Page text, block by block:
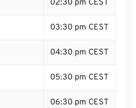
02:30 pm CEST
03:30 pm CEST
04:30 pm CEST
05:30 pm CEST
06:30 pm CEST